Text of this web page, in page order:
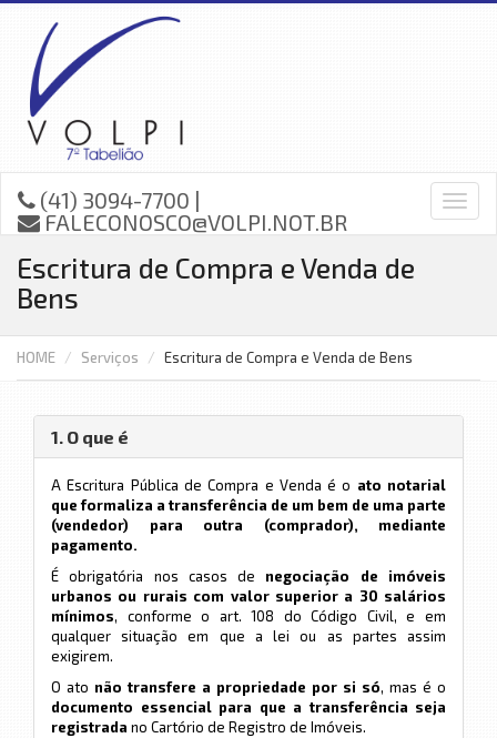
(41) 3094-7700 |
FALECONOSCO@VOLPI.NOT.BR
Escritura de Compra e Venda de
Bens
HOME Serviços Escritura de Compra e Venda de Bens
1. O que é
A Escritura Pública de Compra e Venda é o ato notarial
que formaliza a transferência de um bem de uma parte
(vendedor) para outra (comprador), mediante
pagamento.
É obrigatória nos casos de negociação de imóveis
urbanos ou rurais com valor superior a 30 salários
mínimos, conforme o art. 108 do Código Civil, e em
qualquer situação em que a lei ou as partes assim
exigirem.
O ato não transfere a propriedade por si só, mas é o
documento essencial para que a transferência seja
registrada no Cartório de Registro de Imóveis.